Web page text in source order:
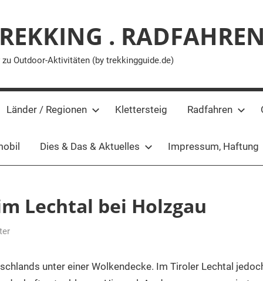
. RADFAHREN
Outdoor-Aktivitäten (by trekkingguide.de)
Länder / Regionen Klettersteig Radfahren
Dies & Das & Aktuelles Impressum, Haftung
Lechtal bei Holzgau
unter einer Wolkendecke. Im Tiroler Lechtal